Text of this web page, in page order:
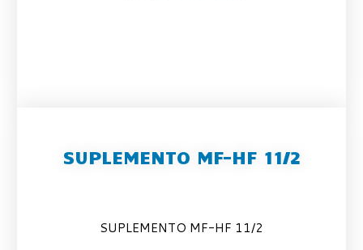
SUPLEMENTO MF-HF 11/2
SUPLEMENTO MF-HF 11/2